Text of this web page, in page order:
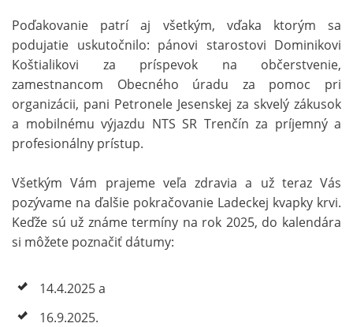
Poďakovanie patrí aj všetkým, vďaka ktorým sa
podujatie uskutočnilo: pánovi starostovi Dominikovi
Koštialikovi za príspevok na občerstvenie,
zamestnancom Obecného úradu za pomoc pri
organizácii, pani Petronele Jesenskej za skvelý zákusok
a mobilnému výjazdu NTS SR Trenčín za príjemný a
profesionálny prístup.
Všetkým Vám prajeme veľa zdravia a už teraz Vás
pozývame na ďalšie pokračovanie Ladeckej kvapky krvi.
Keďže sú už známe termíny na rok 2025, do kalendára
si môžete poznačiť dátumy:
14.4.2025 a
16.9.2025.